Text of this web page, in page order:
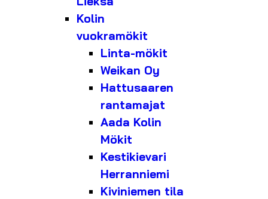
Kolin
vuokramökit
Linta-mökit
Weikan Oy
Hattusaaren
rantamajat
Aada Kolin
Mökit
Kestikievari
Herranniemi
Kiviniemen tila